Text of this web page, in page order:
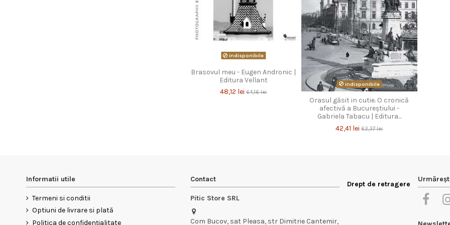
indisponibile
Brasovul meu - Eugen Andronic |
Editura Vellant
48,12 lei64,16 lei
indisponibile
Orasul găsit in cutie. O cronică
afectivă a Bucureștiului -
Gabriela Tabacu | Editura...
42,41 lei62,37 lei
Informatii utile
Termeni si conditii
Optiuni de livrare si plată
Politica de confidențialitate
Contact
Pitic Store SRL
Com Bucov, sat Pleasa, str Dimitrie Cantemir,
Drept de retragere